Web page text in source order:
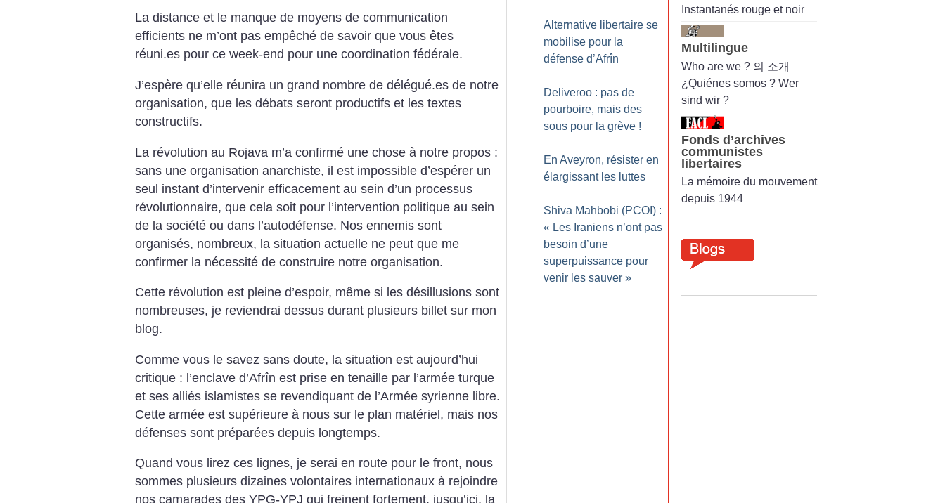
La distance et le manque de moyens de communication
efficients ne m’ont pas empêché de savoir que vous êtes
réuni.es pour ce week-end pour une coordination fédérale.
J’espère qu’elle réunira un grand nombre de délégué.es de notre
organisation, que les débats seront productifs et les textes
constructifs.
La révolution au Rojava m’a confirmé une chose à notre propos :
sans une organisation anarchiste, il est impossible d’espérer un
seul instant d’intervenir efficacement au sein d’un processus
révolutionnaire, que cela soit pour l’intervention politique au sein
de la société ou dans l’autodéfense. Nos ennemis sont
organisés, nombreux, la situation actuelle ne peut que me
confirmer la nécessité de construire notre organisation.
Cette révolution est pleine d’espoir, même si les désillusions sont
nombreuses, je reviendrai dessus durant plusieurs billet sur mon
blog.
Comme vous le savez sans doute, la situation est aujourd’hui
critique : l’enclave d’Afrîn est prise en tenaille par l’armée turque
et ses alliés islamistes se revendiquant de l’Armée syrienne libre.
Cette armée est supérieure à nous sur le plan matériel, mais nos
défenses sont préparées depuis longtemps.
Quand vous lirez ces lignes, je serai en route pour le front, nous
sommes plusieurs dizaines volontaires internationaux à rejoindre
nos camarades des YPG-YPJ qui freinent fortement, jusqu’ici, la
Alternative libertaire se
mobilise pour la
défense d’Afrîn
Deliveroo : pas de
pourboire, mais des
sous pour la grève !
En Aveyron, résister en
élargissant les luttes
Shiva Mahbobi (PCOI) :
« Les Iraniens n’ont pas
besoin d’une
superpuissance pour
venir les sauver »
Instantanés rouge et noir
Multilingue
Who are we ? 의 소개
¿Quiénes somos ? Wer
sind wir ?
Fonds d’archives
communistes
libertaires
La mémoire du mouvement
depuis 1944